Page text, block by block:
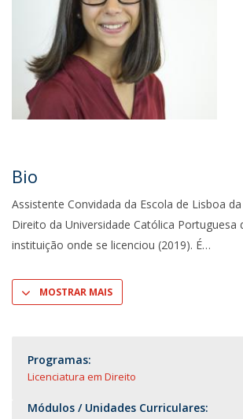
Bio
Assistente Convidada da Escola de Lisboa
Direito da Universidade Católica Portuguesa
instituição onde se licenciou (2019). É
MOSTRAR MAIS
Programas:
Licenciatura em Direito
Módulos / Unidades Curriculares: